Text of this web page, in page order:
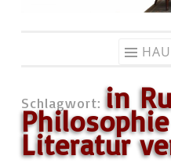
Schlagwort: in
Literatur